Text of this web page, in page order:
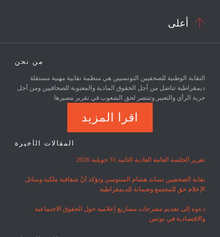
 أعلى
من نحن
النقابة الوطنية للصحفيين التونسيين هي منظمة نقابية مهنية مستقلة
ديمقراطية تناضل من أجل الحقوق المادية والمعنوية للصحافيين ومن أجل
حرية الرأي والتعبير وتنتصر لحق الشعوب في تقرير مصيرها
اقرا المزيد
المقالات الأخيرة
تقرير الجلسة العامة العادية الثانية 31 جويلية 2026
نقابة الصحفيين تساند هشام السنوسي وتؤكد أنّ شفافية ملكية وسائل
الإعلام حق للمجتمع وضمانة للديمقراطية
دعوة إلى تقديم مقترحات مشاريع إعلامية حول الحقوق الاجتماعية
والاقتصادية في تونس